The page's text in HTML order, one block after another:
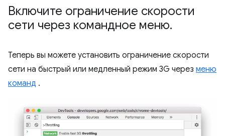
Включите ограничение скорости
сети через командное меню.
Теперь вы можете установить ограничение скорости
сети на быстрый или медленный режим 3G через меню
команд .